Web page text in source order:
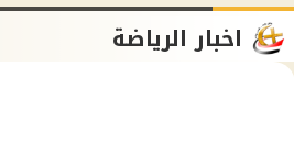
اخبار الرياضة